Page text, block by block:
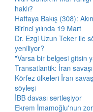
haklı?
Haftaya Bakış (308):
Birinci yılında 19 Mart
Dr. Ezgi Uzun Teker ile
yeniliyor?
"Varsa bir belgesi gitsin
Transatlantik: İran
Körfez ülkeleri İran
söyleşi
İBB davası sertleşiyor
Ekrem İmamoğlu'nun